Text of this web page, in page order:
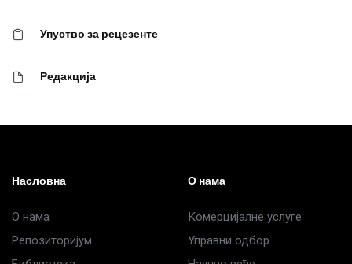
Упуство за рецезенте
Редакција
Насловна
О нама
Репозиторијум
О нама
Комерцијалне услуге
Управни одбор